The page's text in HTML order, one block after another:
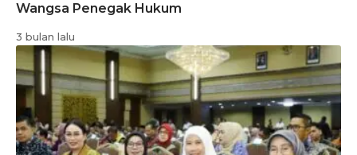
Wangsa Penegak Hukum
3 bulan lalu